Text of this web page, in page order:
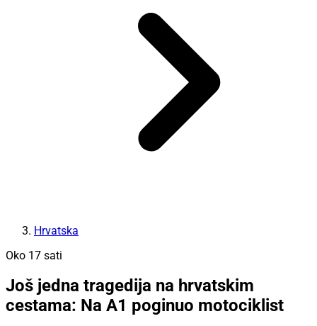
Hrvatska
Oko 17 sati
Još jedna tragedija na hrvatskim
cestama: Na A1 poginuo motociklist